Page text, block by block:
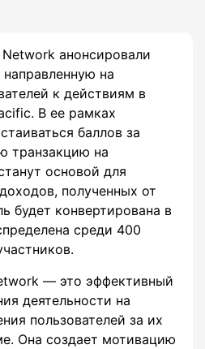
анонсировали
на
к действиям в
В ее рамках
баллов за
транзакцию на
основой для
полученных от
будет конвертирована в
среди 400
— это эффективный
деятельности на
пользователей за их
Она создает мотивацию